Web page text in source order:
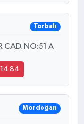
Torbalı
CAD. NO:51 A
84
Mordoğan